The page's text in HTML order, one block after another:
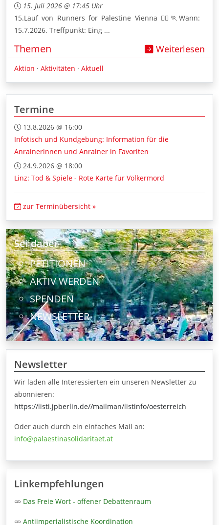
15. Juli 2026 @ 17:45 Uhr
15.Lauf von Runners for Palestine Vienna 🏃‍♀️🏃Wann:
15.7.2026. Treffpunkt: Eing ...
Themen Weiterlesen
Aktion · Aktivitäten · Aktuell
Termine
13.8.2026 @ 16:00
Infotisch und Kundgebung: Information für die
Anrainerinnen und Anrainer in Favoriten
24.9.2026 @ 18:00
Linz: Tod & Spiele - Rote Karte für Völkermord
zur Terminübersicht »
Sei dabei
PETITIONEN
AKTIV WERDEN
SPENDEN
NEWSLETTER
Newsletter
Wir laden alle Interessierten ein unseren Newsletter zu
abonnieren:
https://listi.jpberlin.de//mailman/listinfo/oesterreich
Oder auch durch ein einfaches Mail an:
info@palaestinasolidaritaet.at
Linkempfehlungen
Das Freie Wort - offener Debattenraum
Antiimperialistische Koordination